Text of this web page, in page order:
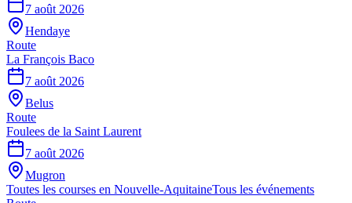
7 août 2026
Hendaye
Route
La François Baco
7 août 2026
Belus
Route
Foulees de la Saint Laurent
7 août 2026
Mugron
Toutes les courses en Nouvelle-AquitaineTous les événements